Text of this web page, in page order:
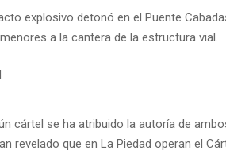
explosivo detonó en el Puente
a la cantera de la estructura vial.
cártel se ha atribuido la autoría de
revelado que en La Piedad operan el